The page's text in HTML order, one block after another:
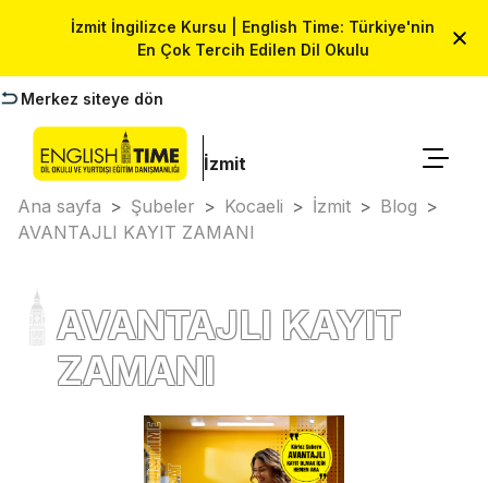
İzmit İngilizce Kursu | English Time: Türkiye'nin
En Çok Tercih Edilen Dil Okulu
Merkez siteye dön
İzmit
Ana sayfa > Şubeler > Kocaeli > İzmit > Blog >
AVANTAJLI KAYIT ZAMANI
AVANTAJLI KAYIT
ZAMANI